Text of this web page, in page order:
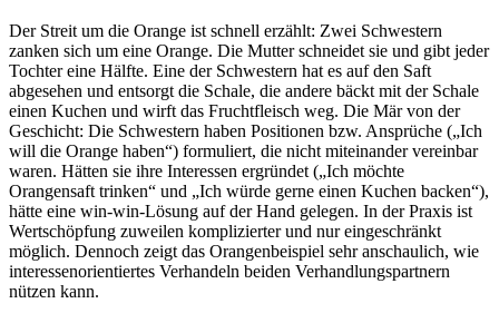
Der Streit um die Orange ist schnell erzählt: Zwei Schwestern
zanken sich um eine Orange. Die Mutter schneidet sie und gibt jeder
Tochter eine Hälfte. Eine der Schwestern hat es auf den Saft
abgesehen und entsorgt die Schale, die andere bäckt mit der Schale
einen Kuchen und wirft das Fruchtfleisch weg. Die Mär von der
Geschicht: Die Schwestern haben Positionen bzw. Ansprüche („Ich
will die Orange haben“) formuliert, die nicht miteinander vereinbar
waren. Hätten sie ihre Interessen ergründet („Ich möchte
Orangensaft trinken“ und „Ich würde gerne einen Kuchen backen“),
hätte eine win-win-Lösung auf der Hand gelegen. In der Praxis ist
Wertschöpfung zuweilen komplizierter und nur eingeschränkt
möglich. Dennoch zeigt das Orangenbeispiel sehr anschaulich, wie
interessenorientiertes Verhandeln beiden Verhandlungspartnern
nützen kann.